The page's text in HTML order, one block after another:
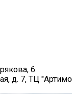
6
д. 7, ТЦ